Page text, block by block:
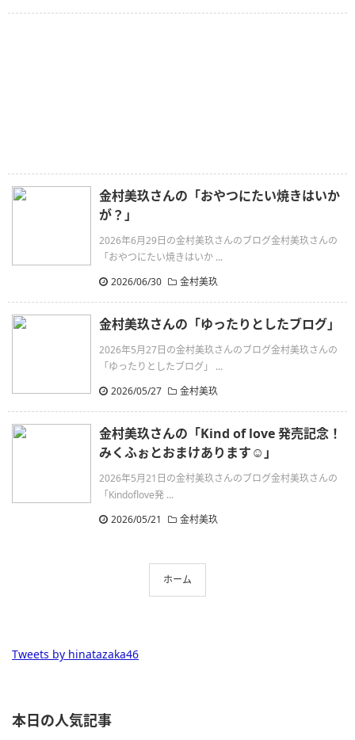
金村美玖さんの「おやつにたい焼きはいか
が？」
2026年6月29日の金村美玖さんのブログ金村美玖さんの
「おやつにたい焼きはいか ...
2026/06/30
金村美玖
金村美玖さんの「ゆったりとしたブログ」
2026年5月27日の金村美玖さんのブログ金村美玖さんの
「ゆったりとしたブログ」 ...
2026/05/27
金村美玖
金村美玖さんの「Kind of love 発売記念！
みくふぉとおまけあります☺️」
2026年5月21日の金村美玖さんのブログ金村美玖さんの
「Kindoflove発 ...
2026/05/21
金村美玖
ホーム
Tweets by hinatazaka46
本日の人気記事